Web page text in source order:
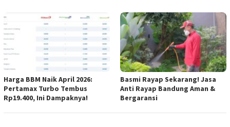
Harga BBM Naik April 2026:
Pertamax Turbo Tembus
Rp19.400, Ini Dampaknya!
Basmi Rayap Sekarang! Jasa
Anti Rayap Bandung Aman &
Bergaransi